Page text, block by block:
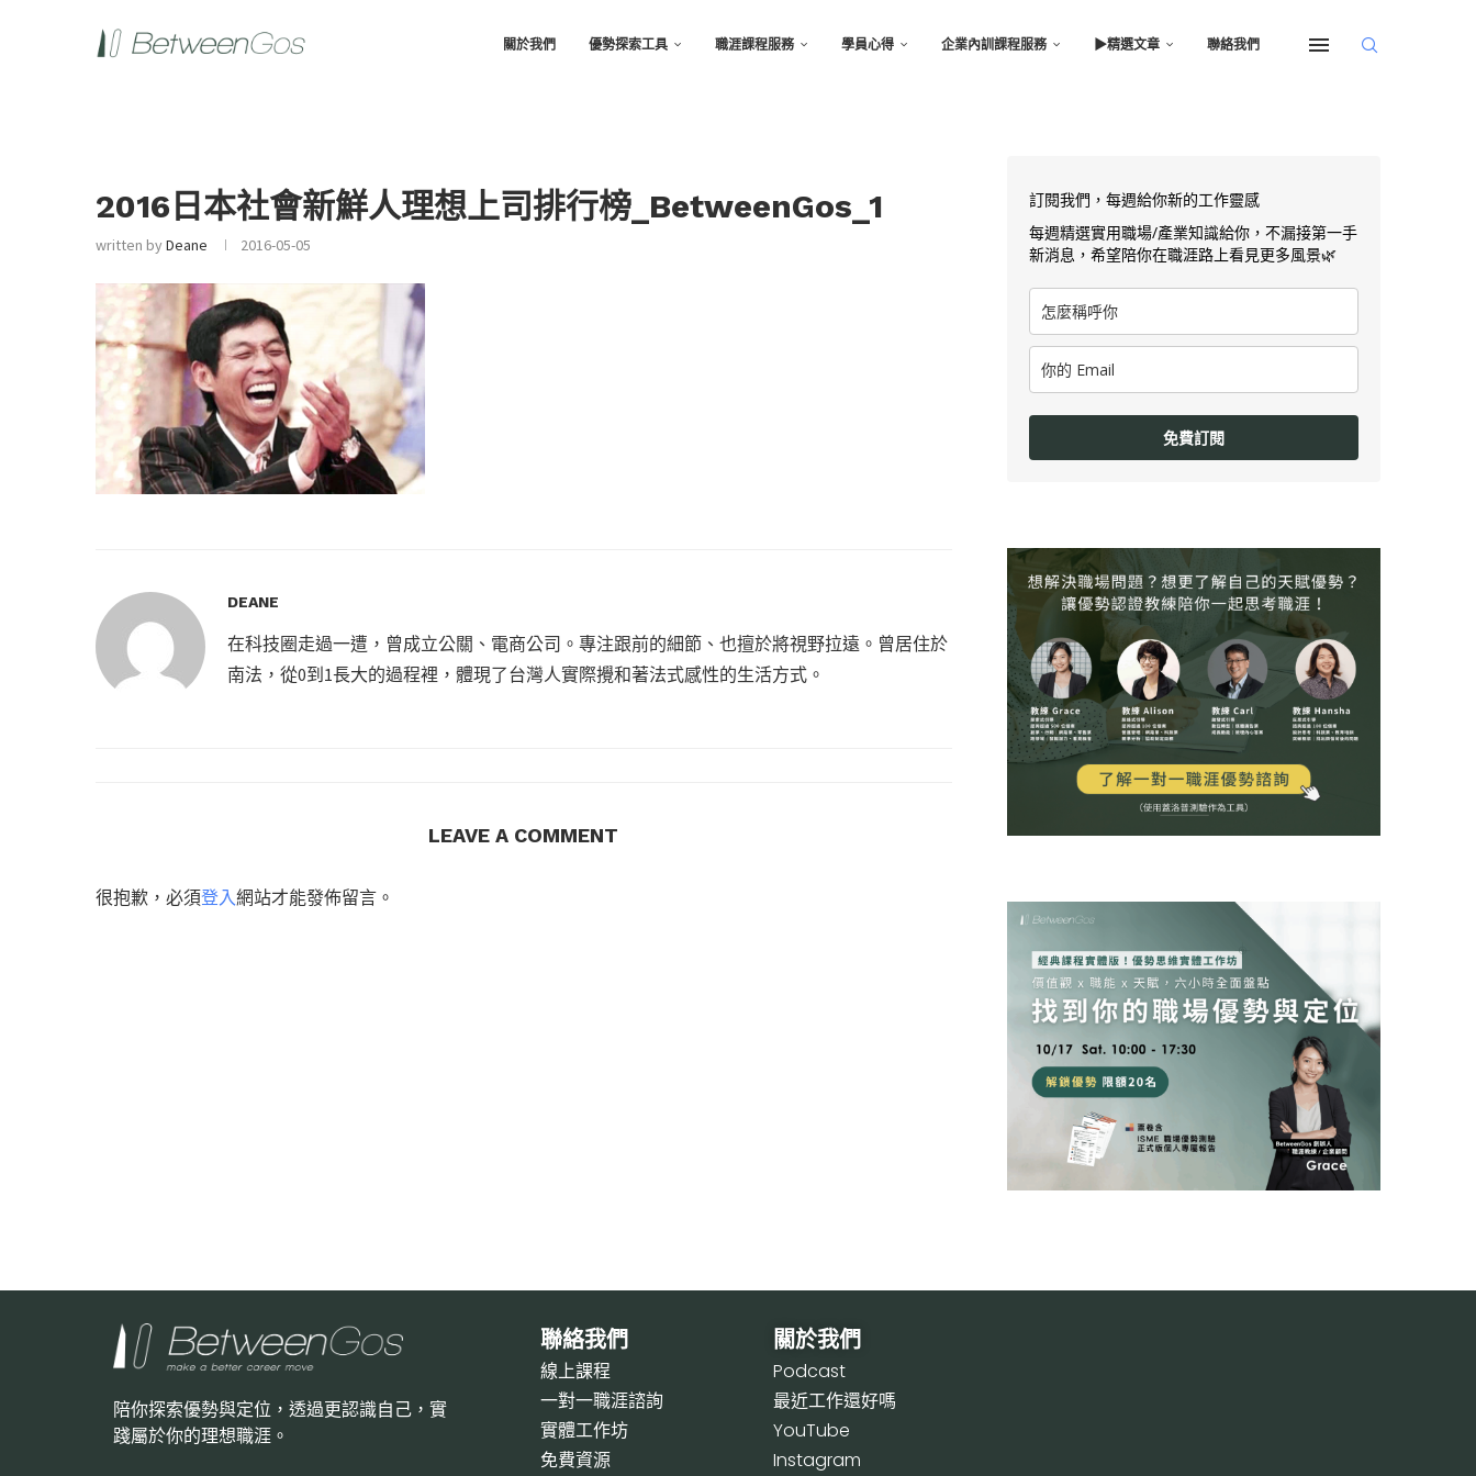
關於我們 優勢探索工具 職涯課程服務 學員心得 企業內訓課程服務 ▶︎精選文章 聯絡我們
2016日本社會新鮮人理想上司排行榜_BetweenGos_1
written byDeane 2016-05-05
DEANE
在科技圈走過一遭，曾成立公關、電商公司。專注跟前的細節、也擅於將視野拉遠。曾居住於
南法，從0到1長大的過程裡，體現了台灣人實際攪和著法式感性的生活方式。
LEAVE A COMMENT
很抱歉，必須登入網站才能發佈留言。
訂閱我們，每週給你新的工作靈感
每週精選實用職場/產業知識給你，不漏接第一手
新消息，希望陪你在職涯路上看見更多風景🌿
免費訂閱
陪你探索優勢與定位，透過更認識自己，實
踐屬於你的理想職涯。
聯絡我們
線上課程
一對一職涯諮詢
實體工作坊
免費資源
關於我們
Podcast
最近工作還好嗎
YouTube
Instagram